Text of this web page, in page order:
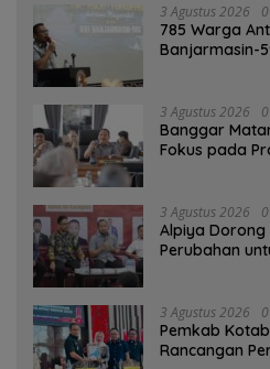
3 Agustus 2026
785 Warga
Banjarmasin-
3 Agustus 2026
‎Banggar
Fokus pada
3 Agustus 2026
‎Alpiya Dorong
Perubahan
3 Agustus 2026
Pemkab
Rancangan